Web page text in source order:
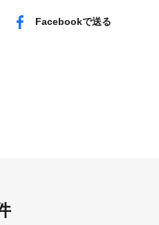
Facebookで送る